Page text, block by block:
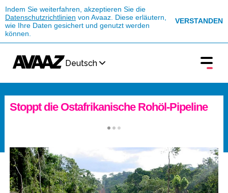
Indem Sie weiterfahren, akzeptieren Sie die
Datenschutzrichtlinien von Avaaz. Diese erläutern,
wie Ihre Daten gesichert und genutzt werden
können.
VERSTANDEN
Deutsch
Stoppt die Ostafrikanische Rohöl-Pipeline